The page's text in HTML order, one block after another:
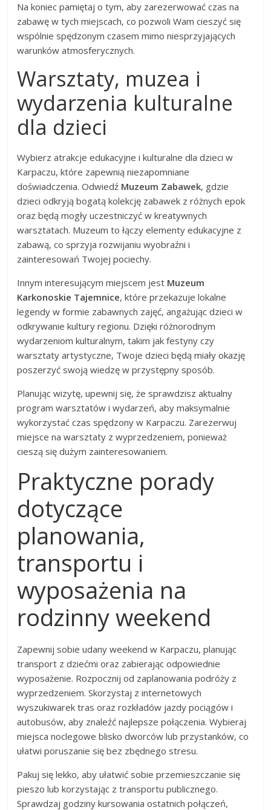
Na koniec pamiętaj o tym, aby zarezerwować czas na
zabawę w tych miejscach, co pozwoli Wam cieszyć się
wspólnie spędzonym czasem mimo niesprzyjających
warunków atmosferycznych.
Warsztaty, muzea i
wydarzenia kulturalne
dla dzieci
Wybierz atrakcje edukacyjne i kulturalne dla dzieci w
Karpaczu, które zapewnią niezapomniane
doświadczenia. Odwiedź Muzeum Zabawek, gdzie
dzieci odkryją bogatą kolekcję zabawek z różnych epok
oraz będą mogły uczestniczyć w kreatywnych
warsztatach. Muzeum to łączy elementy edukacyjne z
zabawą, co sprzyja rozwijaniu wyobraźni i
zainteresowań Twojej pociechy.
Innym interesującym miejscem jest Muzeum
Karkonoskie Tajemnice, które przekazuje lokalne
legendy w formie zabawnych zajęć, angażując dzieci w
odkrywanie kultury regionu. Dzięki różnorodnym
wydarzeniom kulturalnym, takim jak festyny czy
warsztaty artystyczne, Twoje dzieci będą miały okazję
poszerzyć swoją wiedzę w przystępny sposób.
Planując wizytę, upewnij się, że sprawdzisz aktualny
program warsztatów i wydarzeń, aby maksymalnie
wykorzystać czas spędzony w Karpaczu. Zarezerwuj
miejsce na warsztaty z wyprzedzeniem, ponieważ
cieszą się dużym zainteresowaniem.
Praktyczne porady
dotyczące
planowania,
transportu i
wyposażenia na
rodzinny weekend
Zapewnij sobie udany weekend w Karpaczu, planując
transport z dziećmi oraz zabierając odpowiednie
wyposażenie. Rozpocznij od zaplanowania podróży z
wyprzedzeniem. Skorzystaj z internetowych
wyszukiwarek tras oraz rozkładów jazdy pociągów i
autobusów, aby znaleźć najlepsze połączenia. Wybieraj
miejsca noclegowe blisko dworców lub przystanków, co
ułatwi poruszanie się bez zbędnego stresu.
Pakuj się lekko, aby ułatwić sobie przemieszczanie się
pieszo lub korzystając z transportu publicznego.
Sprawdzaj godziny kursowania ostatnich połączeń,